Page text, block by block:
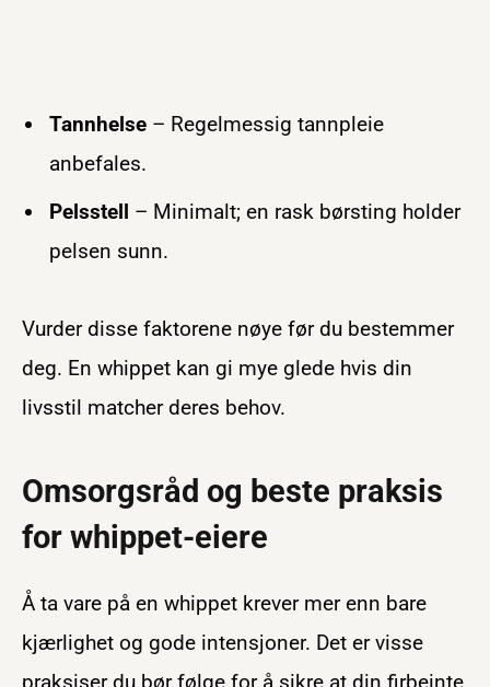
Tannhelse – Regelmessig tannpleie
anbefales.
Pelsstell – Minimalt; en rask børsting holder
pelsen sunn.
Vurder disse faktorene nøye før du bestemmer
deg. En whippet kan gi mye glede hvis din
livsstil matcher deres behov.
Omsorgsråd og beste praksis
for whippet-eiere
Å ta vare på en whippet krever mer enn bare
kjærlighet og gode intensjoner. Det er visse